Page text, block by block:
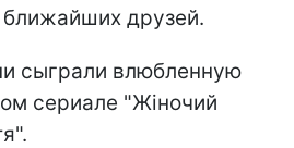
ближайших друзей.
сыграли влюбленную
сериале "Жіночий